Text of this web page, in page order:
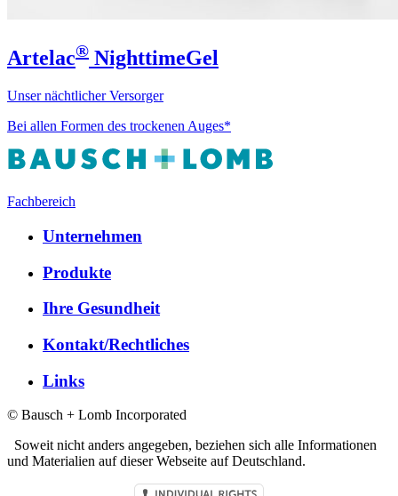
Artelac® NighttimeGel
Unser nächtlicher Versorger
Bei allen Formen des trockenen Auges*
Fachbereich
Unternehmen
Produkte
Ihre Gesundheit
Kontakt/Rechtliches
Links
© Bausch + Lomb Incorporated
Soweit nicht anders angegeben, beziehen sich alle Informationen
und Materialien auf dieser Webseite auf Deutschland.